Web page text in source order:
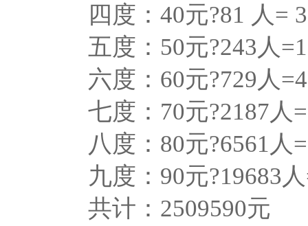
四度：40元?81 人=
五度：50元?243人
六度：60元?729人
七度：70元?2187人
八度：80元?6561人
九度：90元?19683
共计：2509590元